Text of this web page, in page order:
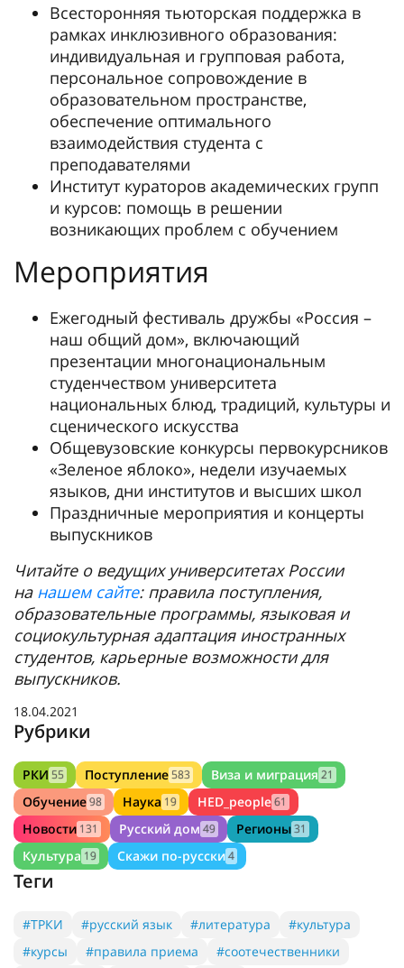
Всесторонняя тьюторская поддержка в
рамках инклюзивного образования:
индивидуальная и групповая работа,
персональное сопровождение в
образовательном пространстве,
обеспечение оптимального
взаимодействия студента с
преподавателями
Институт кураторов академических групп
и курсов: помощь в решении
возникающих проблем с обучением
Мероприятия
Ежегодный фестиваль дружбы «Россия –
наш общий дом», включающий
презентации многонациональным
студенчеством университета
национальных блюд, традиций, культуры и
сценического искусства
Общевузовские конкурсы первокурсников
«Зеленое яблоко», недели изучаемых
языков, дни институтов и высших школ
Праздничные мероприятия и концерты
выпускников
Читайте о ведущих университетах России
на нашем сайте: правила поступления,
образовательные программы, языковая и
социокультурная адаптация иностранных
студентов, карьерные возможности для
выпускников.
18.04.2021
Рубрики
РКИ 55 Поступление583 Виза и миграция 21
Обучение98 Наука 19 HED_people61
Новости 131 Русский дом 49 Регионы31
Культура 19 Скажи по-русски4
Теги
#ТРКИ #русский язык #литература
#культура
#курсы
#правила приема
#соотечественники